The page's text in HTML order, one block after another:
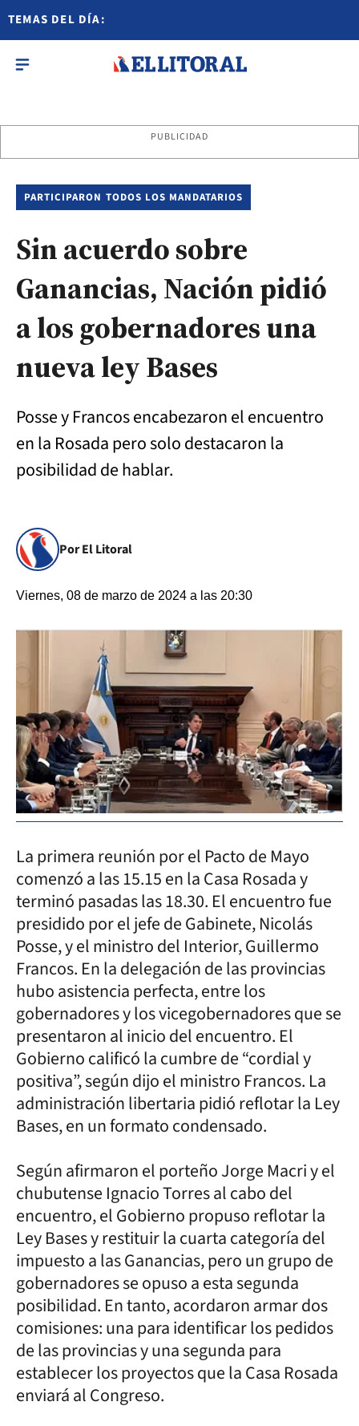
TEMAS DEL DÍA:
PUBLICIDAD
PARTICIPARON TODOS LOS MANDATARIOS
Sin acuerdo sobre
Ganancias, Nación pidió
a los gobernadores una
nueva ley Bases
Posse y Francos encabezaron el encuentro
en la Rosada pero solo destacaron la
posibilidad de hablar.
Por El Litoral
Viernes, 08 de marzo de 2024 a las 20:30
La primera reunión por el Pacto de Mayo
comenzó a las 15.15 en la Casa Rosada y
terminó pasadas las 18.30. El encuentro fue
presidido por el jefe de Gabinete, Nicolás
Posse, y el ministro del Interior, Guillermo
Francos. En la delegación de las provincias
hubo asistencia perfecta, entre los
gobernadores y los vicegobernadores que se
presentaron al inicio del encuentro. El
Gobierno calificó la cumbre de “cordial y
positiva”, según dijo el ministro Francos. La
administración libertaria pidió reflotar la Ley
Bases, en un formato condensado.
Según afirmaron el porteño Jorge Macri y el
chubutense Ignacio Torres al cabo del
encuentro, el Gobierno propuso reflotar la
Ley Bases y restituir la cuarta categoría del
impuesto a las Ganancias, pero un grupo de
gobernadores se opuso a esta segunda
posibilidad. En tanto, acordaron armar dos
comisiones: una para identificar los pedidos
de las provincias y una segunda para
establecer los proyectos que la Casa Rosada
enviará al Congreso.